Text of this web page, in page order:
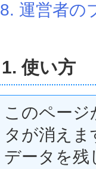
8. 運営者の
1. 使い方
このペー
タが消えま
データを残